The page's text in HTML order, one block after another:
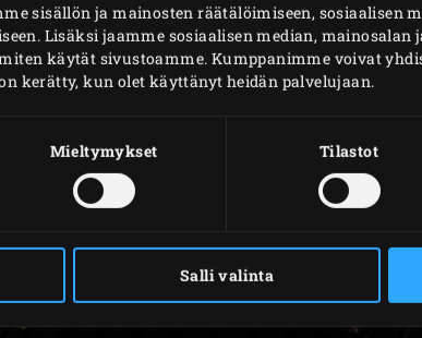
sisällön ja mainosten räätälöimiseen, sosiaalisen
Lisäksi jaamme sosiaalisen median, mainosalan
käytät sivustoamme. Kumppanimme voivat
kerätty, kun olet käyttänyt heidän palvelujaan.
Mieltymykset Tilastot
Salli valinta